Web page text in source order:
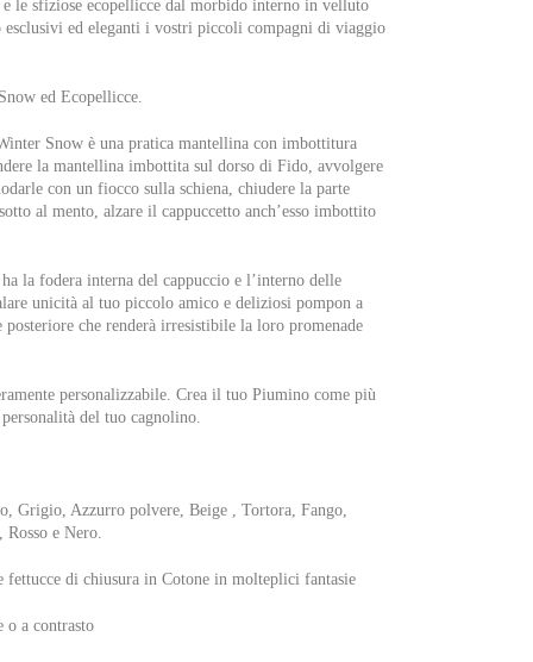
le sfiziose ecopellicce dal morbido interno in velluto
esclusivi ed eleganti i vostri piccoli compagni di viaggio
ed Ecopellicce.
Snow è una pratica mantellina con imbottitura
la mantellina imbottita sul dorso di Fido, avvolgere
con un fiocco sulla schiena, chiudere la parte
al mento, alzare il cappuccetto anch’esso imbottito
la fodera interna del cappuccio e l’interno delle
unicità al tuo piccolo amico e deliziosi pompon a
che renderà irresistibile la loro promenade
personalizzabile. Crea il tuo Piumino come più
del tuo cagnolino.
Grigio, Azzurro polvere, Beige , Tortora, Fango,
Rosso e Nero.
fettucce di chiusura in Cotone in molteplici fantasie
o a contrasto